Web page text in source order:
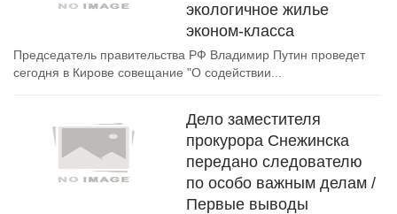
экологичное жилье
эконом-класса
Председатель правительства РФ Владимир Путин проведет
сегодня в Кирове совещание "О содействии...
Дело заместителя
прокурора Снежинска
передано следователю
по особо важным делам /
Первые выводы